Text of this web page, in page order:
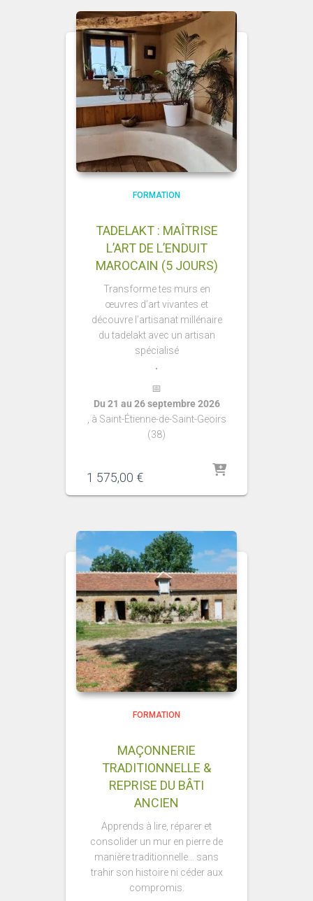
FORMATION
TADELAKT : MAÎTRISE
L’ART DE L’ENDUIT
MAROCAIN (5 JOURS)
Transforme tes murs en
œuvres d’art vivantes et
découvre l’artisanat millénaire
du tadelakt avec un artisan
spécialisé
.
📅
Du 21 au 26 septembre 2026
, à Saint-Étienne-de-Saint-Geoirs
(38)
1 575,00 €
FORMATION
MAÇONNERIE
TRADITIONNELLE &
REPRISE DU BÂTI
ANCIEN
Apprends à lire, réparer et
consolider un mur en pierre de
manière traditionnelle… sans
trahir son histoire ni céder aux
compromis.